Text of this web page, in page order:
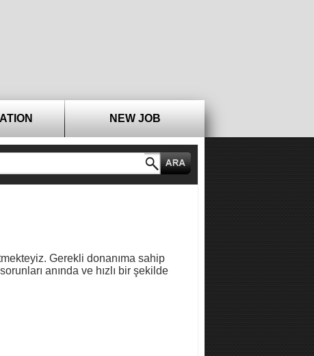
NEW JOB
Gerekli donanıma sahip
anında ve hızlı bir şekilde